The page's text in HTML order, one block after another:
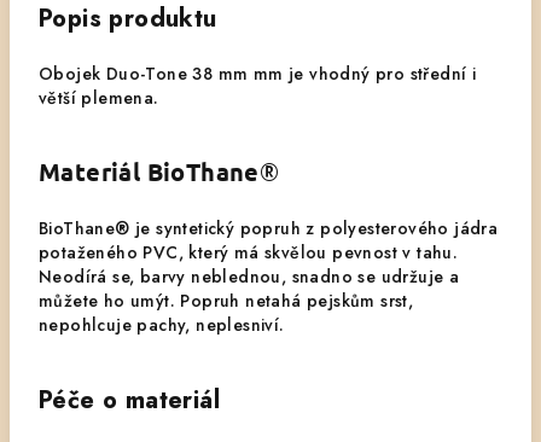
Popis produktu
Obojek Duo-Tone 38 mm mm je vhodný pro střední i
větší plemena.
Materiál BioThane®
BioThane® je syntetický popruh z polyesterového jádra
potaženého PVC, který má skvělou pevnost v tahu.
Neodírá se, barvy neblednou, snadno se udržuje a
můžete ho umýt. Popruh netahá pejskům srst,
nepohlcuje pachy, neplesniví.
Péče o materiál